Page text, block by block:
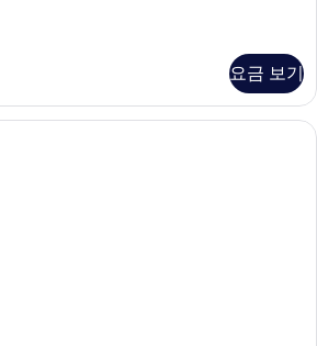
요금 보기
스탠다드 트리플룸 | 책상, 방음 설비,